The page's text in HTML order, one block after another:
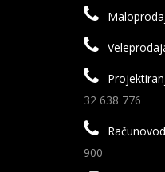
32 638 776
900